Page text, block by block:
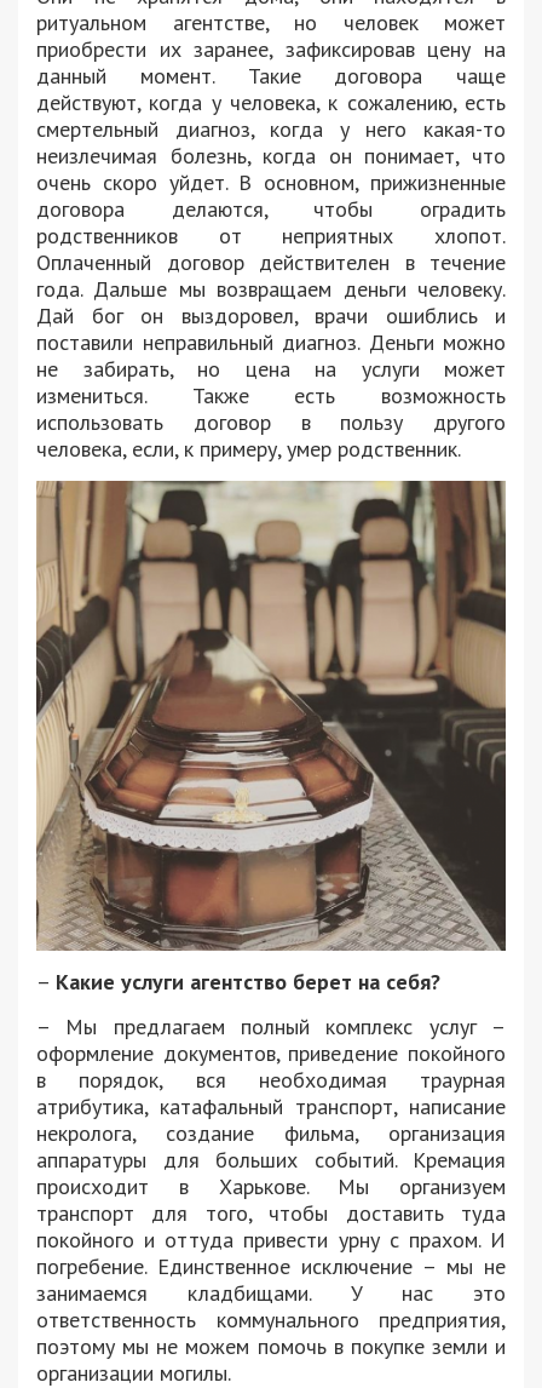
ритуальном агентстве, но человек может
приобрести их заранее, зафиксировав цену на
данный момент. Такие договора чаще
действуют, когда у человека, к сожалению, есть
смертельный диагноз, когда у него какая-то
неизлечимая болезнь, когда он понимает, что
очень скоро уйдет. В основном, прижизненные
договора делаются, чтобы оградить
родственников от неприятных хлопот.
Оплаченный договор действителен в течение
года. Дальше мы возвращаем деньги человеку.
Дай бог он выздоровел, врачи ошиблись и
поставили неправильный диагноз. Деньги можно
не забирать, но цена на услуги может
измениться. Также есть возможность
использовать договор в пользу другого
человека, если, к примеру, умер родственник.
– Какие услуги агентство берет на себя?
– Мы предлагаем полный комплекс услуг –
оформление документов, приведение покойного
в порядок, вся необходимая траурная
атрибутика, катафальный транспорт, написание
некролога, создание фильма, организация
аппаратуры для больших событий. Кремация
происходит в Харькове. Мы организуем
транспорт для того, чтобы доставить туда
покойного и оттуда привести урну с прахом. И
погребение. Единственное исключение – мы не
занимаемся кладбищами. У нас это
ответственность коммунального предприятия,
поэтому мы не можем помочь в покупке земли и
организации могилы.